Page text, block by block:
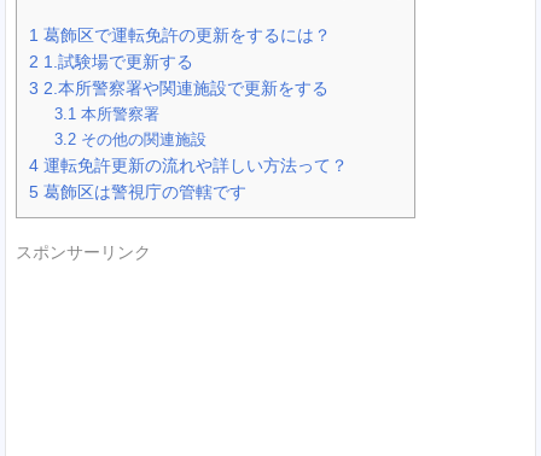
1 葛飾区で運転免許の更新をするには？
2 1.試験場で更新する
3 2.本所警察署や関連施設で更新をする
3.1 本所警察署
3.2 その他の関連施設
4 運転免許更新の流れや詳しい方法って？
5 葛飾区は警視庁の管轄です
スポンサーリンク